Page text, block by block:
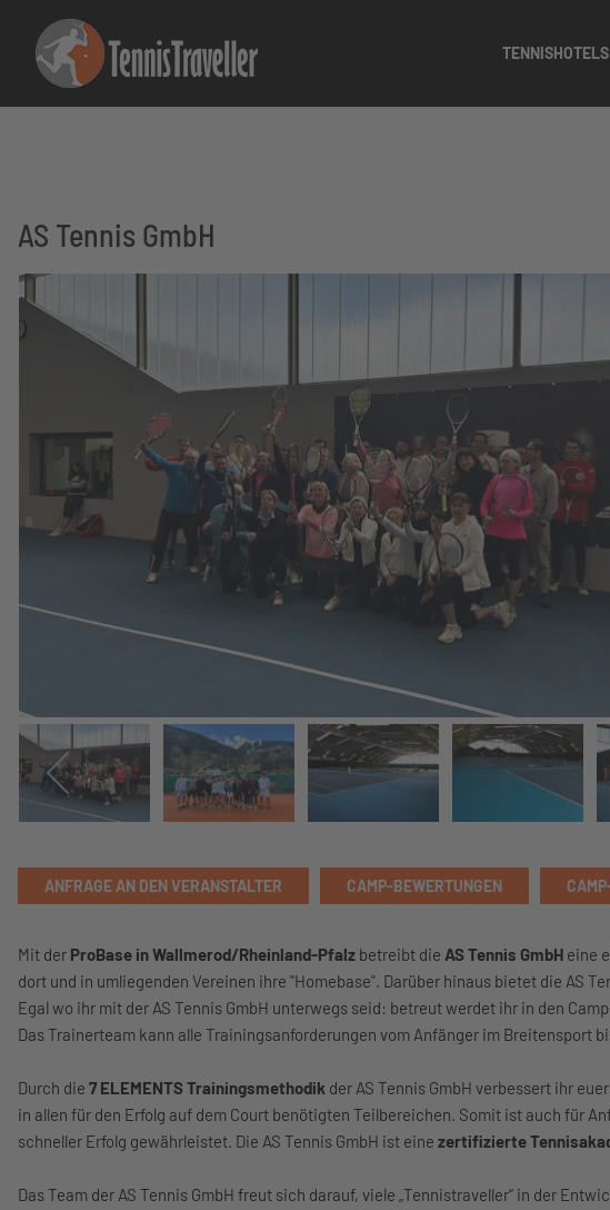
TENNISHOTELS
AS Tennis GmbH
ANFRAGE AN DEN VERANSTALTER CAMP-BEWERTUNGEN
Mit der ProBase in Wallmerod/Rheinland-Pfalz betreibt die AS Tennis GmbH eine
dort und in umliegenden Vereinen ihre "Homebase". Darüber hinaus bietet die AS
Egal wo ihr mit der AS Tennis GmbH unterwegs seid: betreut werdet ihr in den
Das Trainerteam kann alle Trainingsanforderungen vom Anfänger im Breitensport
Durch die 7 ELEMENTS Trainingsmethodik der AS Tennis GmbH verbessert ihr
in allen für den Erfolg auf dem Court benötigten Teilbereichen. Somit ist auch für
schneller Erfolg gewährleistet. Die AS Tennis GmbH ist eine zertifizierte
Das Team der AS Tennis GmbH freut sich darauf, viele „Tennistraveller“ in der